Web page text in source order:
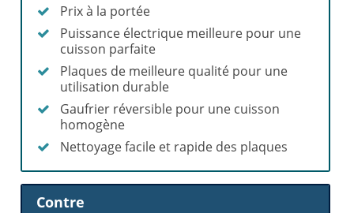
Prix à la portée
Puissance électrique meilleure pour une
cuisson parfaite
Plaques de meilleure qualité pour une
utilisation durable
Gaufrier réversible pour une cuisson
homogène
Nettoyage facile et rapide des plaques
Contre